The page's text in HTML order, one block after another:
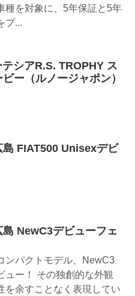
種を対象に、5年保証と5年
プ...
シアR.S. TROPHY ス
ー（ルノージャポン）
島 FIAT500 Unisexデビ
島 NewC3デビューフェ
ンパクトモデル、NewC3
ュー！ その独創的な外観
を余すことなく表現してい